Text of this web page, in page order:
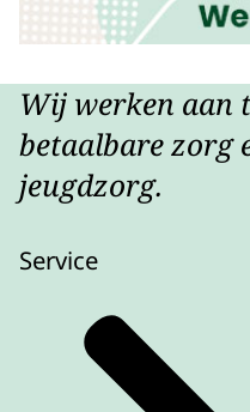
Wij werken aan
betaalbare zorg
jeugdzorg.
Service